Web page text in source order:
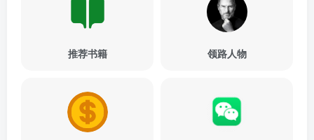
推荐书籍 领路人物